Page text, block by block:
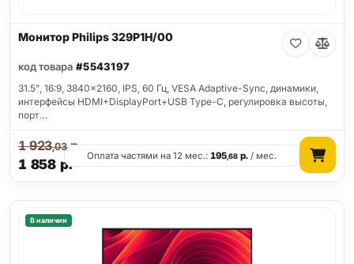
Монитор Philips 329P1H/00
код товара #5543197
31.5", 16:9, 3840x2160, IPS, 60 Гц, VESA Adaptive-Sync, динамики,
интерфейсы HDMI+DisplayPort+USB Type-C, регулировка высоты,
порт…
1 858 р.
1 923,03р.
Оплата частями на 12 мес.:195,68 р. / мес.
В наличии